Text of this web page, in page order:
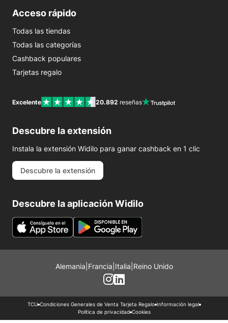
Acceso rápido
Todas las tiendas
Todas las categorías
Cashback populares
Tarjetas regalo
Excelente 20.892 reseñas
Descubre la extensión
Instala la extensión Widilo para ganar cashback en 1 clic
Descubre la extensión
Descubre la aplicación Widilo
Alemania Francia Italia Reino Unido
TCU Condiciones Generales de Venta Tarjeta Regalo Información legal
Política de privacidad Cookies